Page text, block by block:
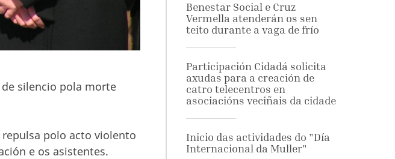
silencio pola morte
polo acto violento
e os asistentes.
Benestar Social e Cruz
Vermella atenderán os sen
teito durante a vaga de frío
Participación Cidadá solicita
axudas para a creación de
catro telecentros en
asociacións veciñais da cidade
Inicio das actividades do "Día
Internacional da Muller"